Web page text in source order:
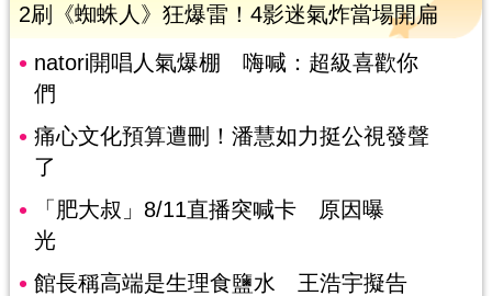
2刷《蜘蛛人》狂爆雷！4影迷氣炸當場開扁
natori開唱人氣爆棚 嗨喊：超級喜歡你
們
痛心文化預算遭刪！潘慧如力挺公視發聲
了
「肥大叔」8/11直播突喊卡 原因曝
光
館長稱高端是生理食鹽水 王浩宇擬告